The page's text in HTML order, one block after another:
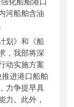
河船舶含油
划》和《船
，我部将深
动实施方案
进港口船舶
力争提早具
力。此外，